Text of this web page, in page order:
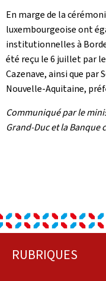
En marge de la
luxembourgeoise ont
institutionnelles à
été reçu le 6 juillet par
Cazenave, ainsi que par
Nouvelle-Aquitaine,
Communiqué par le
Grand-Duc et la
Pied
RUBRIQUES